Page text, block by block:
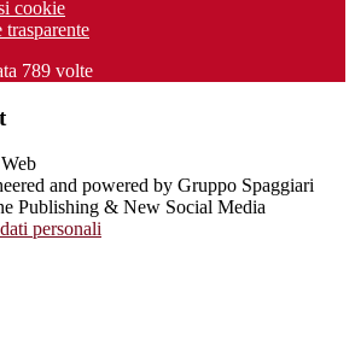
cookie
789 volte
and powered by Gruppo Spaggiari
Publishing & New Social Media
personali